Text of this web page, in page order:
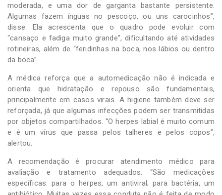
moderada, e uma dor de garganta bastante persistente.
Algumas fazem ínguas no pescoço, ou uns carocinhos”,
disse. Ela acrescenta que o quadro pode evoluir com
“cansaço e fadiga muito grande”, dificultando até atividades
rotineiras, além de “feridinhas na boca, nos lábios ou dentro
da boca”.
A médica reforça que a automedicação não é indicada e
orienta que hidratação e repouso são fundamentais,
principalmente em casos virais. A higiene também deve ser
reforçada, já que algumas infecções podem ser transmitidas
por objetos compartilhados. “O herpes labial é muito comum
e é um vírus que passa pelos talheres e pelos copos”,
alertou.
A recomendação é procurar atendimento médico para
avaliação e tratamento adequados. “São medicações
específicas: para o herpes, um antiviral; para bactéria, um